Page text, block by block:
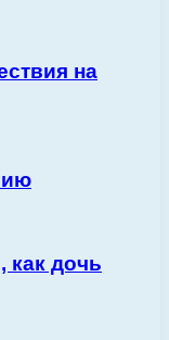
на
как дочь